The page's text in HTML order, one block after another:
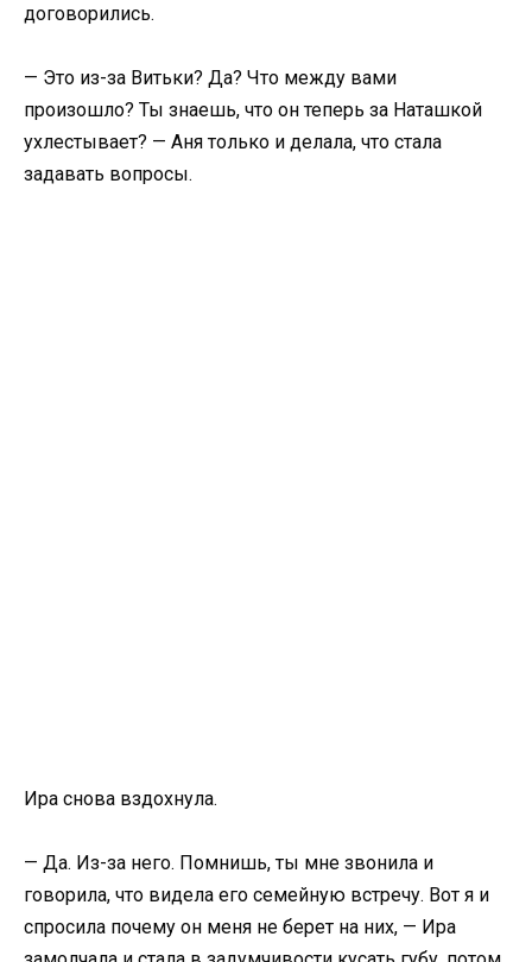
договорились.
— Это из-за Витьки? Да? Что между вами
произошло? Ты знаешь, что он теперь за Наташкой
ухлестывает? — Аня только и делала, что стала
задавать вопросы.
Ира снова вздохнула.
— Да. Из-за него. Помнишь, ты мне звонила и
говорила, что видела его семейную встречу. Вот я и
спросила почему он меня не берет на них, — Ира